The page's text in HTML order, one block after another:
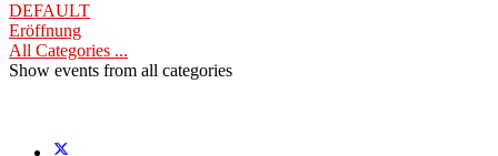
DEFAULT
Eröffnung
All Categories ...
Show events from all categories